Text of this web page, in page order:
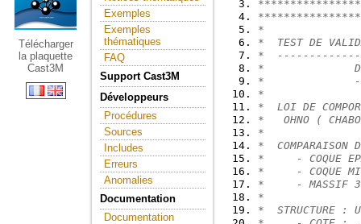
Télécharger
la plaquette
Cast3M
Exemples
Exemples
thématiques
FAQ
Support Cast3M
Développeurs
Procédures
Sources
Includes
Erreurs
Anomalies
Documentation
Documentation
*
*  TEST DE
*
*
*
*
*  LOI DE
*   OHNO (
*
*
*     - COQUE
*     - COQUE
*     -
*
*